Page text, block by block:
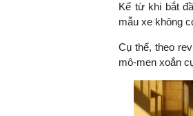
Kể từ khi bắt
mẫu xe không
Cụ thể, theo
mô-men xoắn